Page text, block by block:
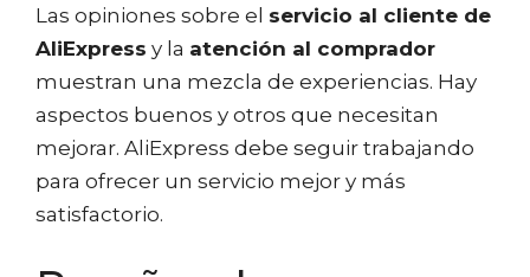
Las opiniones sobre el servicio al cliente de
AliExpress y la atención al comprador
muestran una mezcla de experiencias. Hay
aspectos buenos y otros que necesitan
mejorar. AliExpress debe seguir trabajando
para ofrecer un servicio mejor y más
satisfactorio.